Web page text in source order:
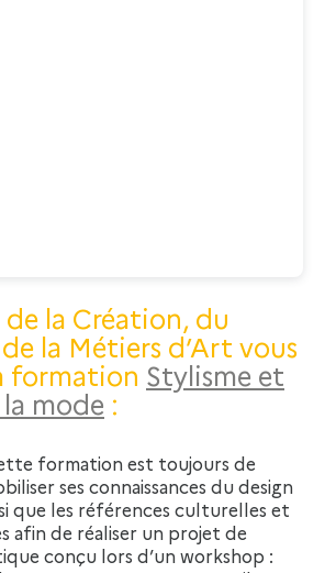
de la Création, du
la Métiers d’Art vous
formation Stylisme et
mode :
formation est toujours de
ses connaissances du design
que les références culturelles et
afin de réaliser un projet de
conçu lors d’un workshop :